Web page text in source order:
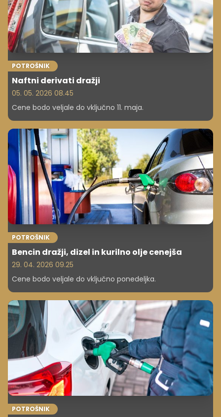
POTROŠNIK
Naftni derivati dražji
05. 05. 2026 08.45
Cene bodo veljale do vključno 11. maja.
POTROŠNIK
Bencin dražji, dizel in kurilno olje cenejša
29. 04. 2026 09.25
Cene bodo veljale do vključno ponedeljka.
POTROŠNIK